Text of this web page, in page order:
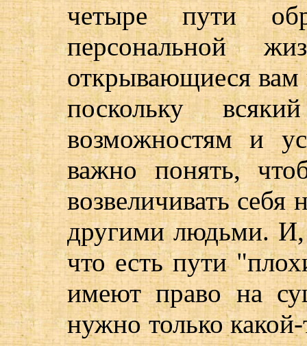
четыре пути
персональной
открывающиеся
поскольку
возможностям и
важно понять,
возвеличивать
другими людьми. И,
что есть пути
имеют право на
нужно только